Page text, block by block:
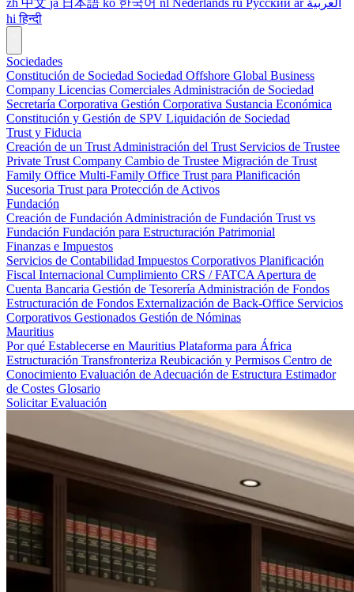
zh 中文 ja 日本語 ko 한국어 nl Nederlands ru Русский ar العربية
hi हिन्दी
Sociedades
Constitución de Sociedad Sociedad Offshore Global Business
Company Licencias Comerciales Administración de Sociedad
Secretaría Corporativa Gestión Corporativa Sustancia Económica
Constitución y Gestión de SPV Liquidación de Sociedad
Trust y Fiducia
Creación de un Trust Administración del Trust Servicios de Trustee
Private Trust Company Cambio de Trustee Migración de Trust
Family Office Multi-Family Office Trust para Planificación
Sucesoria Trust para Protección de Activos
Fundación
Creación de Fundación Administración de Fundación Trust vs
Fundación Fundación para Estructuración Patrimonial
Finanzas e Impuestos
Servicios de Contabilidad Impuestos Corporativos Planificación
Fiscal Internacional Cumplimiento CRS / FATCA Apertura de
Cuenta Bancaria Gestión de Tesorería Administración de Fondos
Estructuración de Fondos Externalización de Back-Office Servicios
Corporativos Gestionados Gestión de Nóminas
Mauritius
Por qué Establecerse en Mauritius Plataforma para África
Estructuración Transfronteriza Reubicación y Permisos Centro de
Conocimiento Evaluación de Adecuación de Estructura Estimador
de Costes Glosario
Solicitar Evaluación